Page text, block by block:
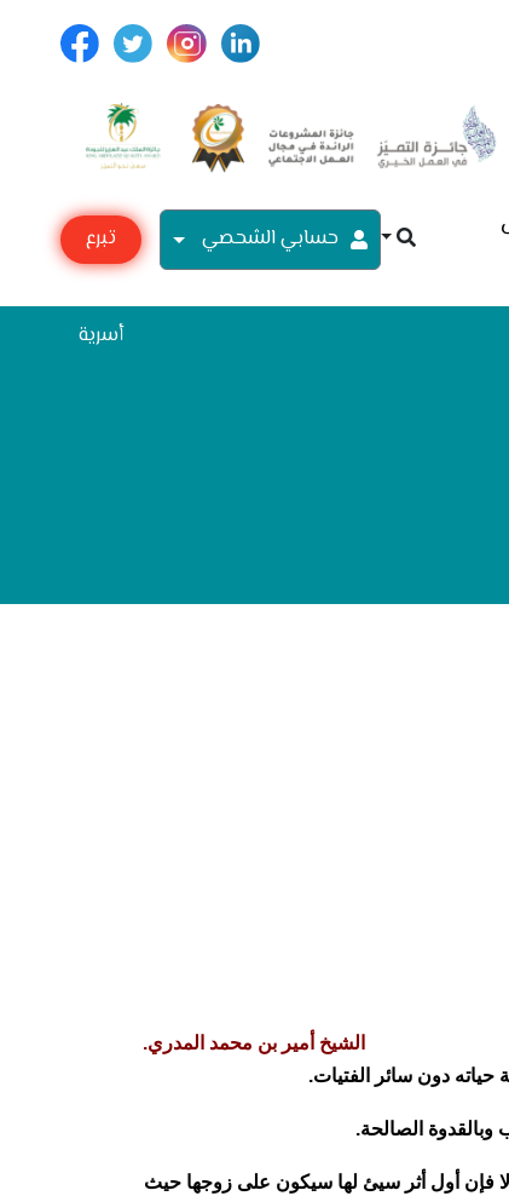
حسابي الشحصي
تبرع
أسرية
الشيخ أمير بن محمد المدري.
حياته دون سائر الفتيات.
وبالقدوة الصالحة.
فإن أول أثر سيئ لها سيكون على زوجها حيث